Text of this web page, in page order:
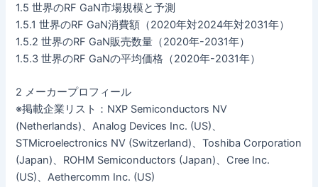
1.5 世界のRF GaN市場規模と予測
1.5.1 世界のRF GaN消費額（2020年対2024年対2031年）
1.5.2 世界のRF GaN販売数量（2020年-2031年）
1.5.3 世界のRF GaNの平均価格（2020年-2031年）
2 メーカープロフィール
※掲載企業リスト：NXP Semiconductors NV
(Netherlands)、Analog Devices Inc. (US)、
STMicroelectronics NV (Switzerland)、Toshiba Corporation
(Japan)、ROHM Semiconductors (Japan)、Cree Inc.
(US)、Aethercomm Inc. (US)